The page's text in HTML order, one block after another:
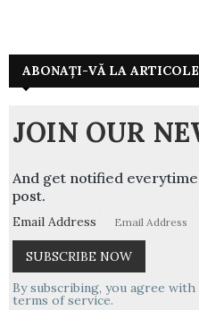
ABONAȚI-VĂ LA
JOIN OUR
And get notified
post.
Email Address
By subscribing, you agree
terms of service.